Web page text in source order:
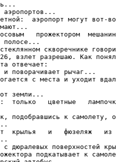
аэропортов...
аэропорт могут вот-
прожектором
полосе...
скворечнике
взлет разрешаю. Как
отвечает:
поворачивает рычаг...
с места и уходит
земли...
только   цветные
подобравшись к самолету,
крылья   и   фюзеляж   из
с дюралевых поверхностей
подкатывает к